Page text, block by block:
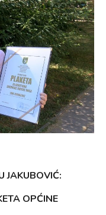
JAKUBOVIĆ:
OPĆINE